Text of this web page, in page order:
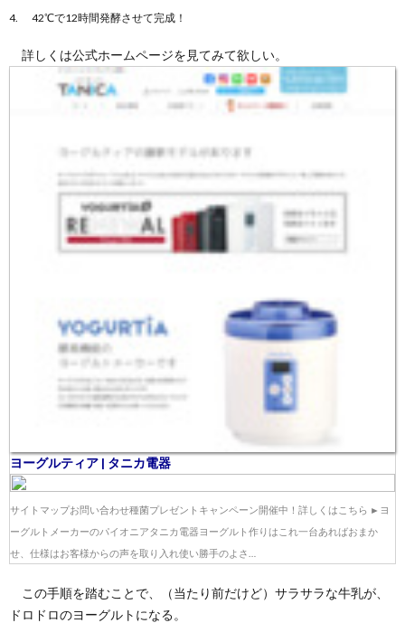
42℃で12時間発酵させて完成！
詳しくは公式ホームページを見てみて欲しい。
ヨーグルティア | タニカ電器
サイトマップお問い合わせ種菌プレゼントキャンペーン開催中！詳しくはこちら ►ヨ
ーグルトメーカーのパイオニアタニカ電器ヨーグルト作りはこれ一台あればおまか
せ、仕様はお客様からの声を取り入れ使い勝手のよさ…
この手順を踏むことで、（当たり前だけど）サラサラな牛乳が、
ドロドロのヨーグルトになる。